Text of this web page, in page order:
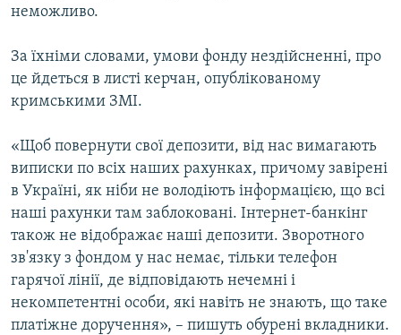
неможливо.
За їхніми словами, умови фонду нездійсненні, про
це йдеться в листі керчан, опублікованому
кримськими ЗМІ.
«Щоб повернути свої депозити, від нас вимагають
виписки по всіх наших рахунках, причому завірені
в Україні, як ніби не володіють інформацією, що всі
наші рахунки там заблоковані. Інтернет-банкінг
також не відображає наші депозити. Зворотного
зв'язку з фондом у нас немає, тільки телефон
гарячої лінії, де відповідають нечемні і
некомпетентні особи, які навіть не знають, що таке
платіжне доручення», – пишуть обурені вкладники.